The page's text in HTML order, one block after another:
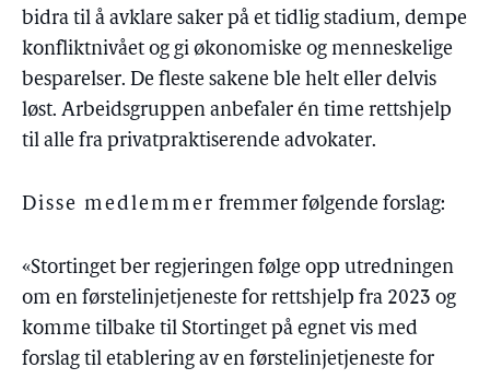
bidra til å avklare saker på et tidlig stadium, dempe
konfliktnivået og gi økonomiske og menneskelige
besparelser. De fleste sakene ble helt eller delvis
løst. Arbeidsgruppen anbefaler én time rettshjelp
til alle fra privatpraktiserende advokater.
Disse medlemmer fremmer følgende forslag:
«Stortinget ber regjeringen følge opp utredningen
om en førstelinjetjeneste for rettshjelp fra 2023 og
komme tilbake til Stortinget på egnet vis med
forslag til etablering av en førstelinjetjeneste for